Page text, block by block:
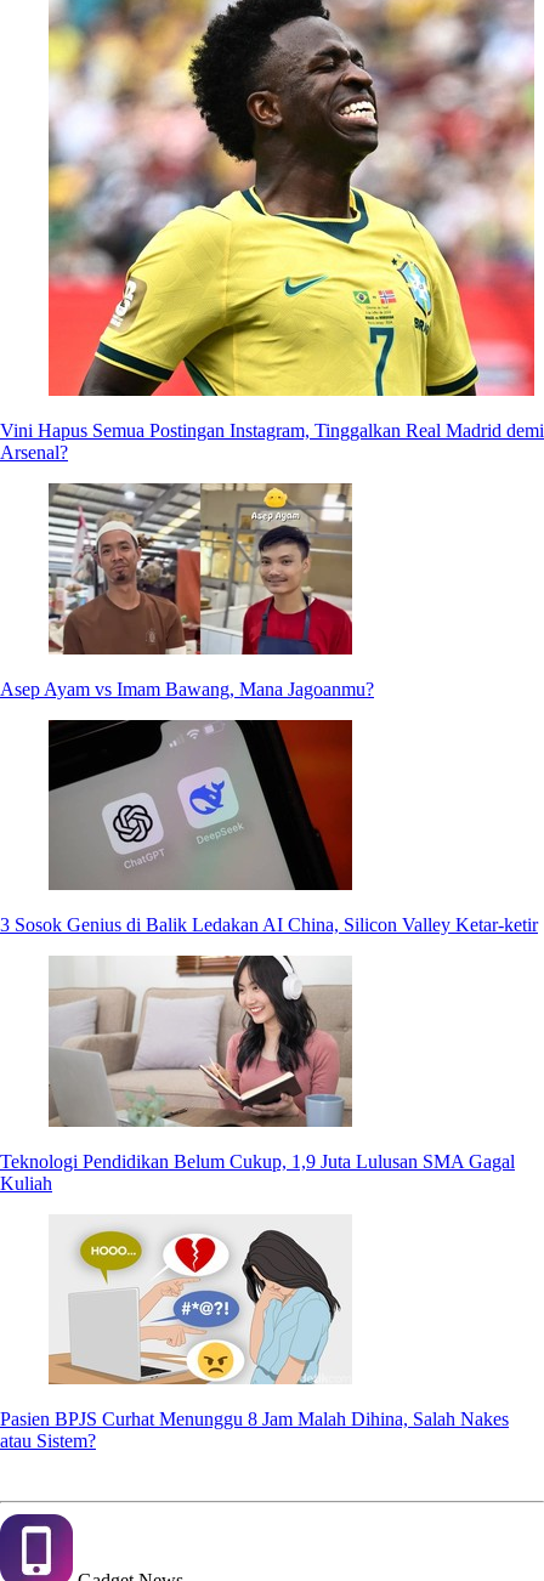
Vini Hapus Semua Postingan Instagram, Tinggalkan Real Madrid demi
Arsenal?
Asep Ayam vs Imam Bawang, Mana Jagoanmu?
3 Sosok Genius di Balik Ledakan AI China, Silicon Valley Ketar-ketir
Teknologi Pendidikan Belum Cukup, 1,9 Juta Lulusan SMA Gagal
Kuliah
Pasien BPJS Curhat Menunggu 8 Jam Malah Dihina, Salah Nakes
atau Sistem?